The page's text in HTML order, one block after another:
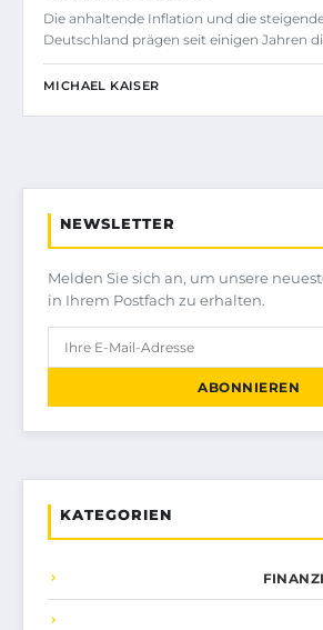
Die anhaltende Inflation und die
Deutschland prägen seit einigen Jahren
MICHAEL KAISER
NEWSLETTER
Melden Sie sich an, um unsere
in Ihrem Postfach zu erhalten.
ABONNIEREN
KATEGORIEN